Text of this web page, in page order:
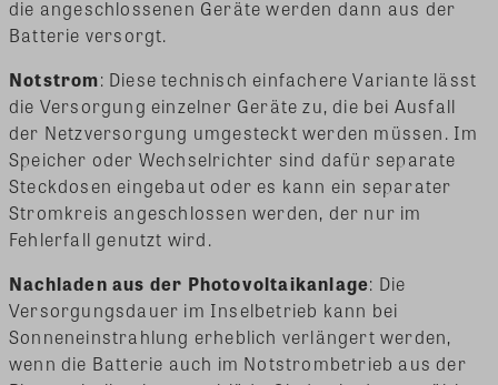
die angeschlossenen Geräte werden dann aus der
Batterie versorgt.
Notstrom: Diese technisch einfachere Variante lässt
die Versorgung einzelner Geräte zu, die bei Ausfall
der Netzversorgung umgesteckt werden müssen. Im
Speicher oder Wechselrichter sind dafür separate
Steckdosen eingebaut oder es kann ein separater
Stromkreis angeschlossen werden, der nur im
Fehlerfall genutzt wird.
Nachladen aus der Photovoltaikanlage: Die
Versorgungsdauer im Inselbetrieb kann bei
Sonneneinstrahlung erheblich verlängert werden,
wenn die Batterie auch im Notstrombetrieb aus der